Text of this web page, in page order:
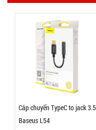
Cáp chuyển TypeC to jack 3.5
Baseus L54